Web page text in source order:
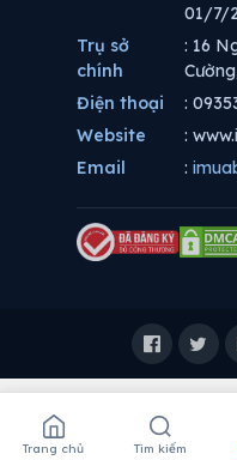
01/7/
Trụ sở
chính
: 16
Điện thoại
:
Website
:
Email
:
Trang chủ Tìm kiếm